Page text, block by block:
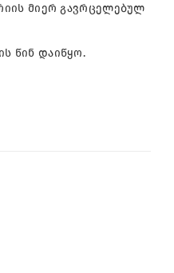
მიერ გავრცელებულ
წინ დაიწყო.